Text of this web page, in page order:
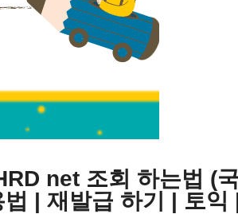
net 조회 하는법 (
| 재발급 하기 | 토익